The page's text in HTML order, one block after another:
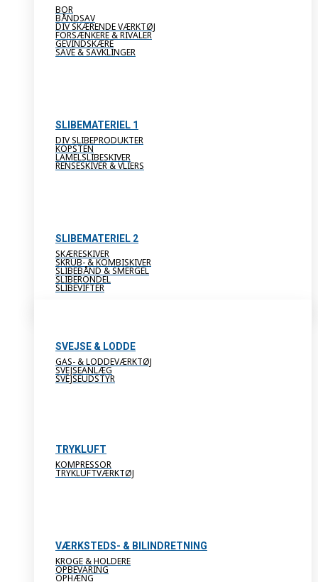
BOR
BÅNDSAV
DIV SKÆRENDE VÆRKTØJ
FORSÆNKERE & RIVALER
GEVINDSKÆRE
SAVE & SAVKLINGER
SLIBEMATERIEL 1
DIV SLIBEPRODUKTER
KOPSTEN
LAMELSLIBESKIVER
RENSESKIVER & VLIERS
SLIBEMATERIEL 2
SKÆRESKIVER
SKRUB- & KOMBISKIVER
SLIBEBÅND & SMERGEL
SLIBERONDEL
SLIBEVIFTER
SVEJSE & LODDE
GAS- & LODDEVÆRKTØJ
SVEJSEANLÆG
SVEJSEUDSTYR
TRYKLUFT
KOMPRESSOR
TRYKLUFTVÆRKTØJ
VÆRKSTEDS- & BILINDRETNING
KROGE & HOLDERE
OPBEVARING
OPHÆNG